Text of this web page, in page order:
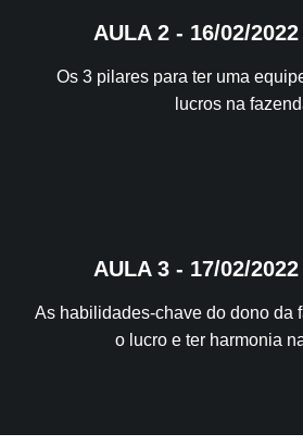
AULA 2 - 16/02/
Os 3 pilares para ter uma
lucros na
AULA 3 - 17/02/
As habilidades-chave do dono da
o lucro e ter harmonia